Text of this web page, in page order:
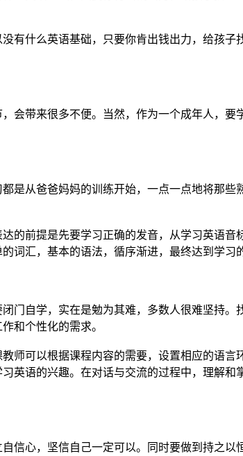
有什么英语基础，只要你肯出钱出力，给孩子
会带来很多不便。当然，作为一个成年人，要
是从爸爸妈妈的训练开始，一点一点地将那些
的前提是先要学习正确的发音，从学习英语音
词汇，基本的语法，循序渐进，最终达到学习
门自学，实在是勉为其难，多数人很难坚持。
和个性化的需求。
师可以根据课程内容的需要，设置相应的语言
英语的兴趣。在对话与交流的过程中，理解和
信心，坚信自己一定可以。同时要做到持之以